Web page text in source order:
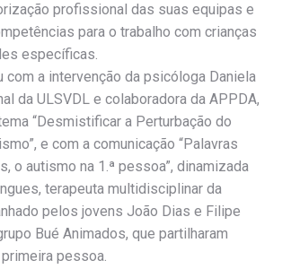
profissional das suas equipas e
para o trabalho com crianças
específicas.
com a intervenção da psicóloga Daniela
da ULSVDL e colaboradora da APPDA,
“Desmistificar a Perturbação do
e com a comunicação “Palavras
o autismo na 1.ª pessoa”, dinamizada
terapeuta multidisciplinar da
pelos jovens João Dias e Filipe
Bué Animados, que partilharam
pessoa.